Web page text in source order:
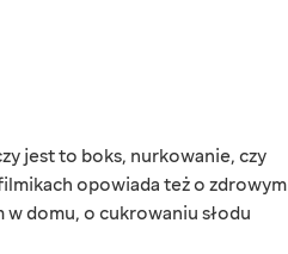
jest to boks, nurkowanie, czy
opowiada też o zdrowym
domu, o cukrowaniu słodu